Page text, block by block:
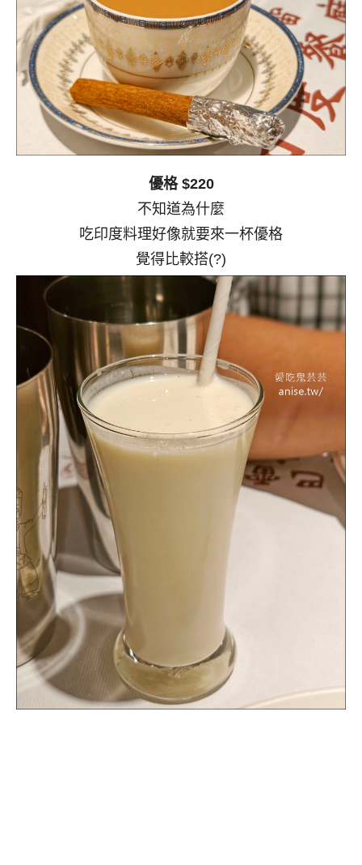
優格 $220
不知道為什麼
吃印度料理好像就要來一杯優格
覺得比較搭(?)